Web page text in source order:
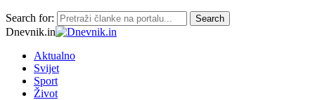
Search for: Search
Dnevnik.in
Aktualno
Svijet
Sport
Život